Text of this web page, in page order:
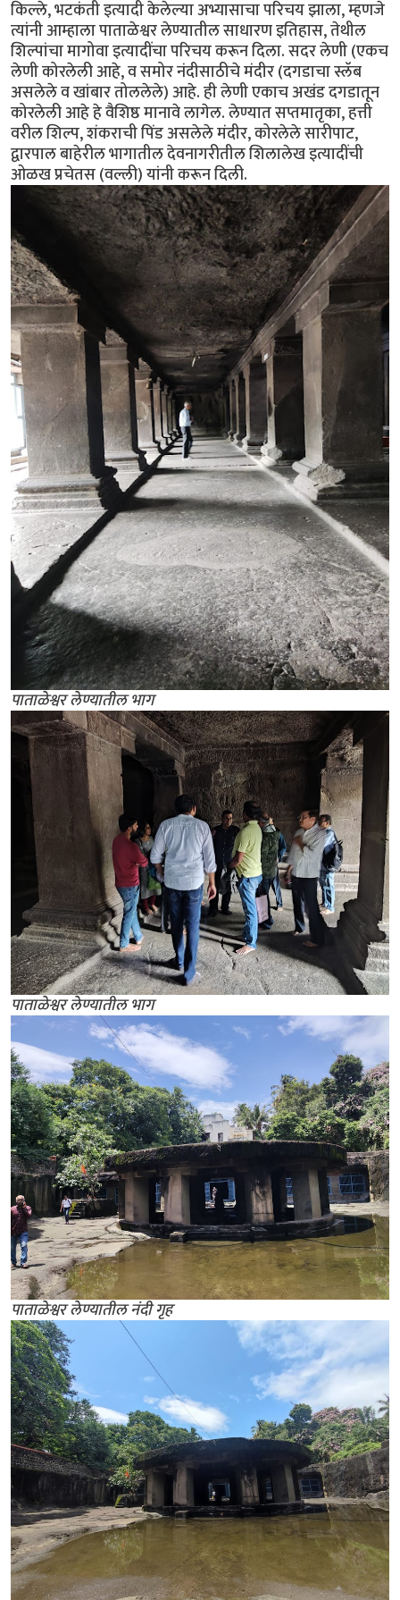
किल्ले, भटकंती इत्यादी केलेल्या अभ्यासाचा परिचय झाला, म्हणजे
त्यांनी आम्हाला पाताळेश्वर लेण्यातील साधारण इतिहास, तेथील
शिल्पांचा मागोवा इत्यादींचा परिचय करून दिला. सदर लेणी (एकच
लेणी कोरलेली आहे, व समोर नंदीसाठीचे मंदीर (दगडाचा स्लॅब
असलेले व खांबार तोललेले) आहे. ही लेणी एकाच अखंड दगडातून
कोरलेली आहे हे वैशिष्ठ मानावे लागेल. लेण्यात सप्तमातृका, हत्ती
वरील शिल्प, शंकराची पिंड असलेले मंदीर, कोरलेले सारीपाट,
द्वारपाल बाहेरील भागातील देवनागरीतील शिलालेख इत्यादींची
ओळख प्रचेतस (वल्ली) यांनी करून दिली.
पाताळेश्वर लेण्यातील भाग
पाताळेश्वर लेण्यातील भाग
पाताळेश्वर लेण्यातील नंदी गृह